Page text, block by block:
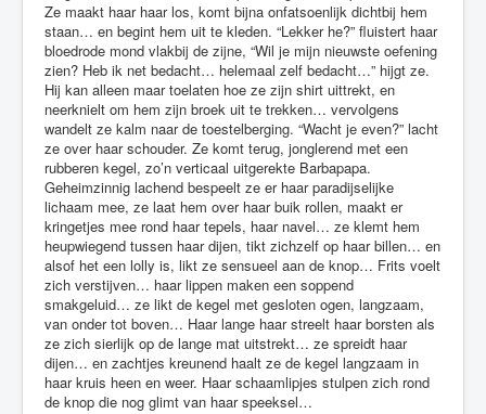
Ze maakt haar haar los, komt bijna onfatsoenlijk dichtbij hem
staan… en begint hem uit te kleden. “Lekker he?” fluistert haar
bloedrode mond vlakbij de zijne, “Wil je mijn nieuwste oefening
zien? Heb ik net bedacht… helemaal zelf bedacht…” hijgt ze.
Hij kan alleen maar toelaten hoe ze zijn shirt uittrekt, en
neerknielt om hem zijn broek uit te trekken… vervolgens
wandelt ze kalm naar de toestelberging. “Wacht je even?” lacht
ze over haar schouder. Ze komt terug, jonglerend met een
rubberen kegel, zo’n verticaal uitgerekte Barbapapa.
Geheimzinnig lachend bespeelt ze er haar paradijselijke
lichaam mee, ze laat hem over haar buik rollen, maakt er
kringetjes mee rond haar tepels, haar navel… ze klemt hem
heupwiegend tussen haar dijen, tikt zichzelf op haar billen… en
alsof het een lolly is, likt ze sensueel aan de knop… Frits voelt
zich verstijven… haar lippen maken een soppend
smakgeluid… ze likt de kegel met gesloten ogen, langzaam,
van onder tot boven… Haar lange haar streelt haar borsten als
ze zich sierlijk op de lange mat uitstrekt… ze spreidt haar
dijen… en zachtjes kreunend haalt ze de kegel langzaam in
haar kruis heen en weer. Haar schaamlipjes stulpen zich rond
de knop die nog glimt van haar speeksel…